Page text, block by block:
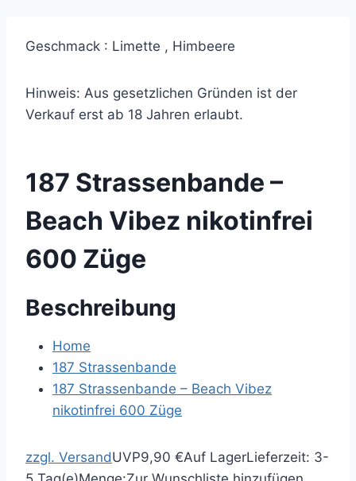
Geschmack : Limette , Himbeere
Hinweis: Aus gesetzlichen Gründen ist der
Verkauf erst ab 18 Jahren erlaubt.
187 Strassenbande –
Beach Vibez nikotinfrei
600 Züge
Beschreibung
Home
187 Strassenbande
187 Strassenbande – Beach Vibez
nikotinfrei 600 Züge
zzgl. VersandUVP9,90 €Auf LagerLieferzeit: 3-